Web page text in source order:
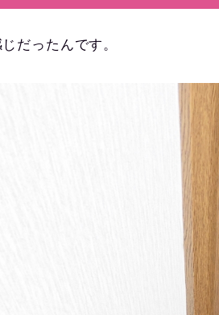
だったんです。